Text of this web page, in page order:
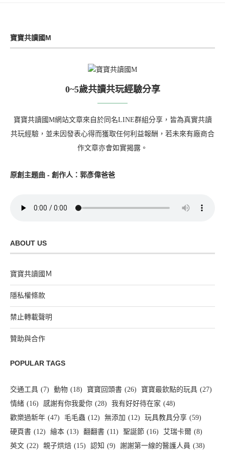
寶寶共讀國M
0~5歲共讀共玩經驗分享
寶寶共讀國M網站文章來自於同名LINE群組分享，皆為真實共讀
共玩經驗，並未因發表心得而獲取任何利益報酬，若未來有廠商合
作文章亦會如實揭露。
原創主題曲 - 創作人：郭彥偉爸爸
ABOUT US
寶寶共讀國Ｍ
隱私權條款
禁止轉載聲明
贊助與合作
POPULAR TAGS
交通工具 (7) 動物 (18) 寶寶回頭書 (26) 寶寶最欽點的玩具 (27)
情緒 (16) 感謝有你我愛你 (28) 我有好好待在家 (48)
歡樂過新年 (47) 毛毛蟲 (12) 無添加 (12) 玩具教具分享 (59)
硬頁書 (12) 繪本 (13) 翻翻書 (11) 聖誕節 (16) 艾瑞卡爾 (8)
英文 (22) 親子烘焙 (15) 認知 (9) 謝謝第一線的醫護人員 (38)